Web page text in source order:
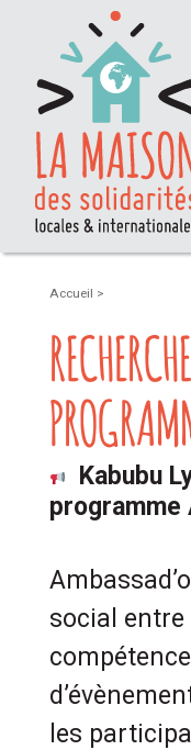
Accueil >
Kabubu
programme
social
les